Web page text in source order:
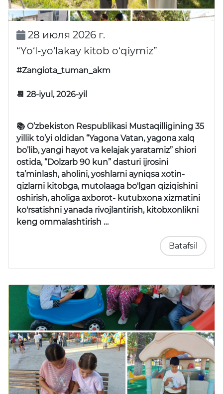
28 июля 2026 г.
“Yo‘l-yo‘lakay kitob o‘qiymiz”
#Zangiota_tuman_akm
📆 28-iyul, 2026-yil
📚 O’zbekiston Respublikasi Mustaqilligining 35
yillik to’yi oldidan “Yagona Vatan, yagona xalq
bo’lib, yangi hayot va kelajak yaratamiz” shiori
ostida, “Dolzarb 90 kun” dasturi ijrosini
ta’minlash, aholini, yoshlarni ayniqsa xotin-
qizlarni kitobga, mutolaaga bo'lgan qiziqishini
oshirish, aholiga axborot- kutubxona xizmatini
ko'rsatishni yanada rivojlantirish, kitobxonlikni
keng ommalashtirish …
Batafsil